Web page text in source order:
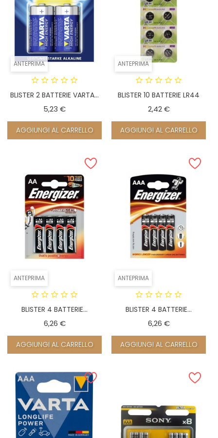
ANTEPRIMA
BLISTER 2 BATTERIE VARTA...
5,23 €Prezzo
AGGIUNGI AL CARRELLO
ANTEPRIMA
BLISTER 10 BATTERIE LR44
2,42 €Prezzo
AGGIUNGI AL CARRELLO
ANTEPRIMA
BLISTER 4 BATTERIE...
6,26 €Prezzo
AGGIUNGI AL CARRELLO
ANTEPRIMA
BLISTER 4 BATTERIE...
6,26 €Prezzo
AGGIUNGI AL CARRELLO